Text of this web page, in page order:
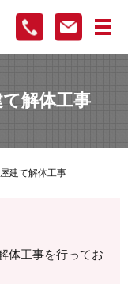
メ
解体工事
建て解体工事
体工事を行ってお